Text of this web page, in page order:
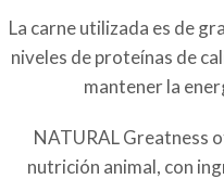
La carne utilizada es de
niveles de proteínas de
mantener la
NATURAL Greatness
nutrición animal, con